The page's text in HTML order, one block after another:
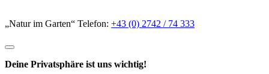
„Natur im Garten“ Telefon: +43 (0) 2742 / 74 333
Deine Privatsphäre ist uns wichtig!